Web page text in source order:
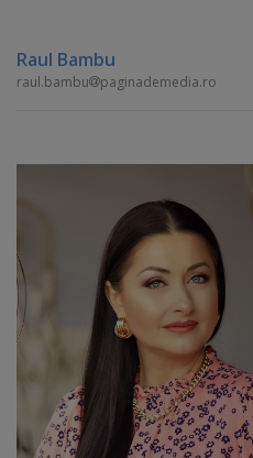
Raul Bambu
raul.bambu paginademedia.ro